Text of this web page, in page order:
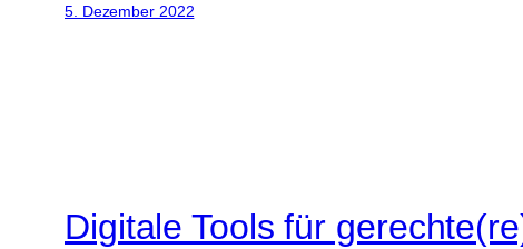
5. Dezember 2022
Digitale Tools für